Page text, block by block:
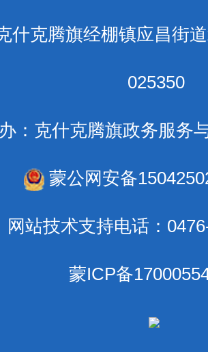
什克腾旗经棚镇应
025350
：克什克腾旗政务服
蒙公网安备
网站技术支持电话：
蒙ICP备